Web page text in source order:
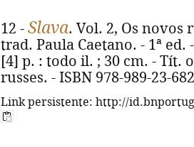
12 - Slava. Vol. 2, Os novos
trad. Paula Caetano. - 1ª ed.
[4] p. : todo il. ; 30 cm. - Tít.
russes. - ISBN 978-989-23-
Link persistente: http://